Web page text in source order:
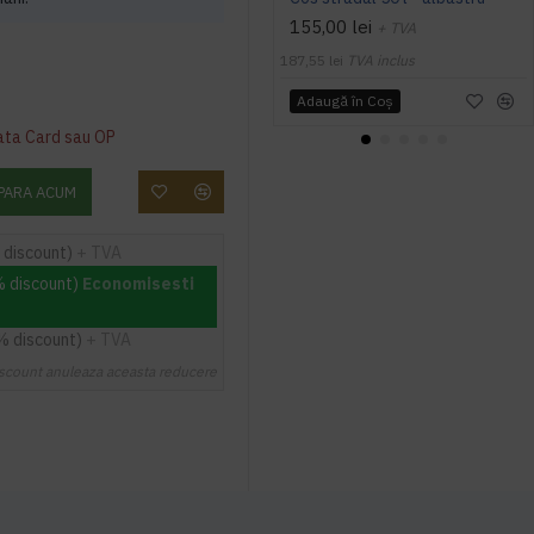
Card sau OP
ACUM
discount)
discount) Economisesti
discount)
155,00 lei + TVA
187,55 lei TVA inclus
Adaugă în Coş